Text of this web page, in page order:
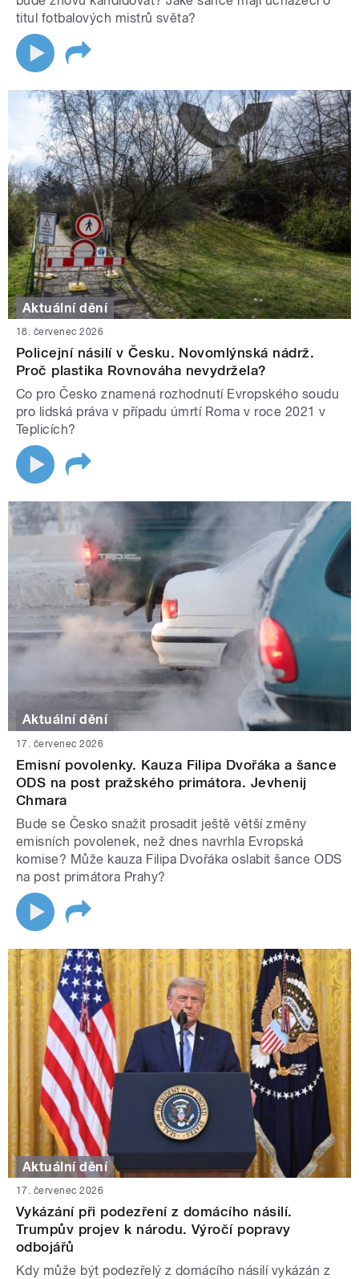
titul fotbalových mistrů světa?
Aktuální dění
18. červenec 2026
Policejní násilí v Česku. Novomlýnská nádrž.
Proč plastika Rovnováha nevydržela?
Co pro Česko znamená rozhodnutí Evropského soudu
pro lidská práva v případu úmrtí Roma v roce 2021 v
Teplicích?
Aktuální dění
17. červenec 2026
Emisní povolenky. Kauza Filipa Dvořáka a šance
ODS na post pražského primátora. Jevhenij
Chmara
Bude se Česko snažit prosadit ještě větší změny
emisních povolenek, než dnes navrhla Evropská
komise? Může kauza Filipa Dvořáka oslabit šance ODS
na post primátora Prahy?
Aktuální dění
17. červenec 2026
Vykázání při podezření z domácího násilí.
Trumpův projev k národu. Výročí popravy
odbojářů
Kdy může být podezřelý z domácího násilí vykázán z